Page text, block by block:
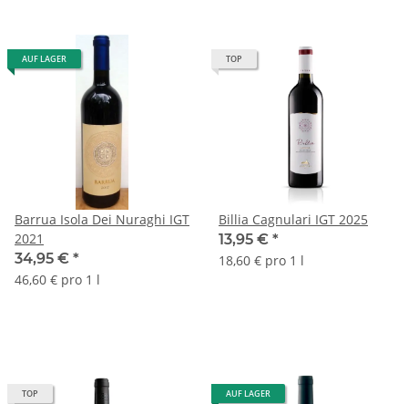
AUF LAGER
Barrua Isola Dei Nuraghi IGT
2021
34,95 € *
46,60 € pro 1 l
TOP
Billia Cagnulari IGT 2025
13,95 € *
18,60 € pro 1 l
TOP AUF LAGER